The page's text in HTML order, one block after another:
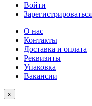
Войти
Зарегистрироваться
О нас
Контакты
Доставка и оплата
Реквизиты
Упаковка
Вакансии
x